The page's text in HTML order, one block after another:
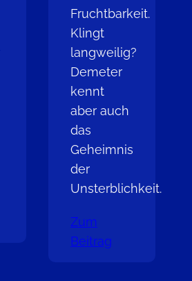
Fruchtbarkeit.
Klingt
langweilig?
Demeter
kennt
aber auch
das
Geheimnis
der
Unsterblichkeit.
Zum
Beitrag